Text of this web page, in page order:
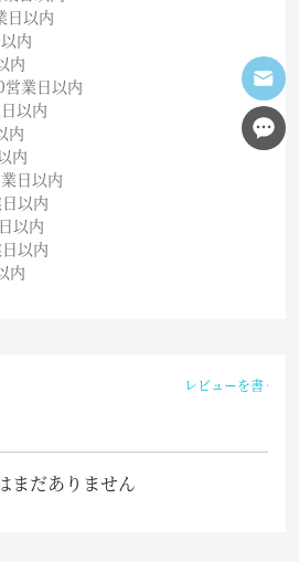
日以内
内
内
業日以内
以内
内
内
日以内
以内
以内
以内
内
レビューを書く
まだありません